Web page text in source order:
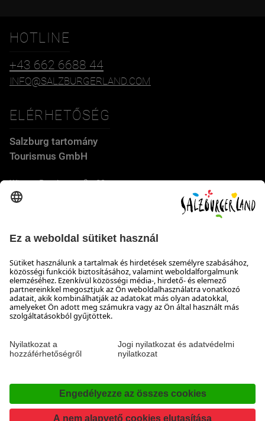
HOTLINE
+43 662 6688 44
INFO@SALZBURGERLAND.COM
ELÉRHETŐSÉG
Salzburg tartomány
Tourismus GmbH
Wiener Bundesstraße 23
5300 Hallwang
NYITVATARTÁS
Várjuk jelentkezését
Készséggel állunk rendelkezésére hétfőtől csütörtökig 8:00-
tól 17:30-ig, pénteken 8:00-tól 17:00-ig
Elérhetőség
Nyilatkozat a hozzáférhetőségről